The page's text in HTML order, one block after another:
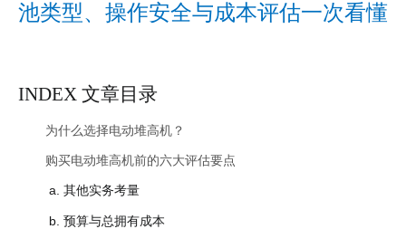
池类型、操作安全与成本评估一次看懂
INDEX 文章目录
为什么选择电动堆高机？
购买电动堆高机前的六大评估要点
其他实务考量
预算与总拥有成本